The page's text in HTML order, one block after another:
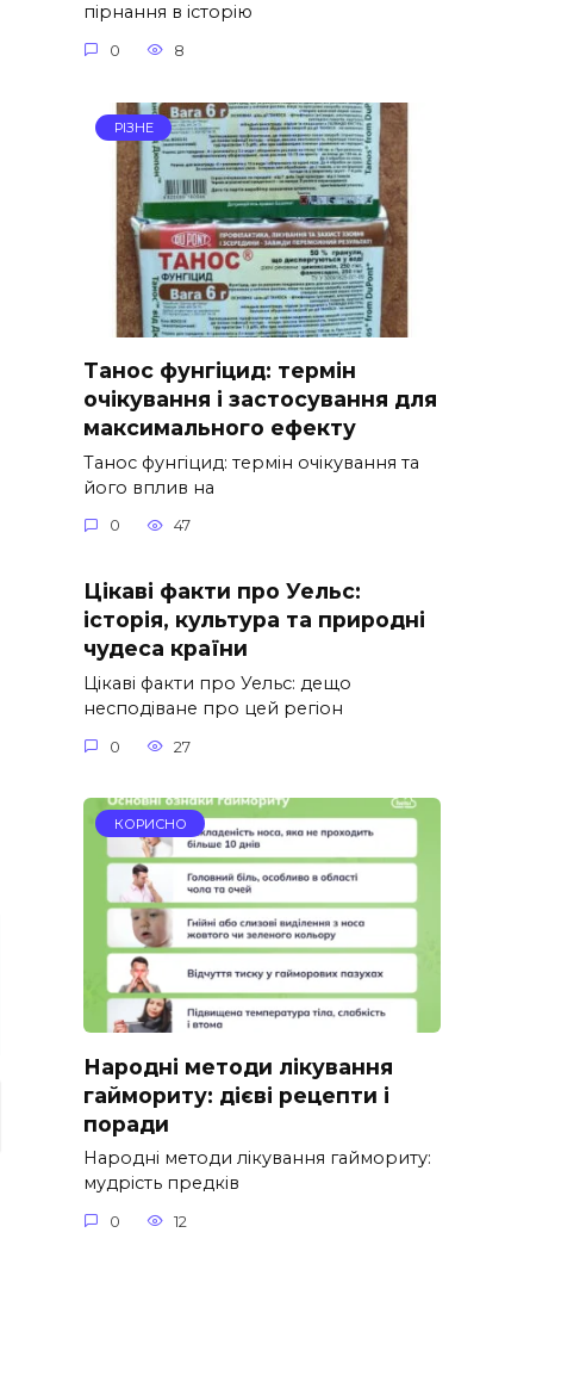
пірнання в історію
0 8
РІЗНЕ
Танос фунгіцид: термін
очікування і застосування для
максимального ефекту
Танос фунгіцид: термін очікування та
його вплив на
0 47
Цікаві факти про Уельс:
історія, культура та природні
чудеса країни
Цікаві факти про Уельс: дещо
несподіване про цей регіон
0 27
КОРИСНО
Народні методи лікування
гаймориту: дієві рецепти і
поради
Народні методи лікування гаймориту:
мудрість предків
0 12